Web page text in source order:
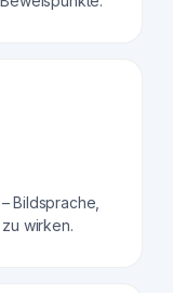
Bildsprache,
wirken.